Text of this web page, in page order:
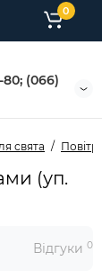
80; (066)
0
свята
(уп.
Відгуки 0